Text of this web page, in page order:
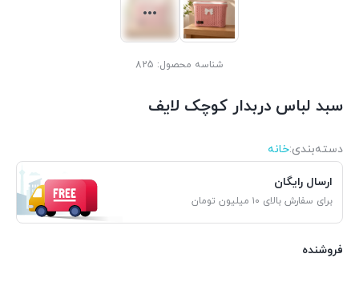
شناسه محصول: 825
سبد لباس دربدار کوچک لایف
دسته‌بندی‌:خانه
ارسال رایگان
برای سفارش بالای ۱۰ میلیون تومان
فروشنده